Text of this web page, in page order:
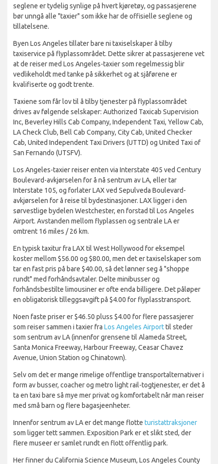
seglene er tydelig synlige på hvert kjøretøy, og passasjerene
bør unngå alle "taxier" som ikke har de offisielle seglene og
tillatelsene.
Byen Los Angeles tillater bare ni taxiselskaper å tilby
taxiservice på flyplassområdet. Dette sikrer at passasjerene vet
at de reiser med Los Angeles-taxier som regelmessig blir
vedlikeholdt med tanke på sikkerhet og at sjåførene er
kvalifiserte og godt trente.
Taxiene som får lov til å tilby tjenester på flyplassområdet
drives av følgende selskaper: Authorized Taxicab Supervision
Inc, Beverley Hills Cab Company, Independent Taxi, Yellow Cab,
LA Check Club, Bell Cab Company, City Cab, United Checker
Cab, United Independent Taxi Drivers (UTTD) og United Taxi of
San Fernando (UTSFV).
Los Angeles-taxier reiser enten via Interstate 405 ved Century
Boulevard-avkjørselen for å nå sentrum av LA, eller tar
Interstate 105, og forlater LAX ved Sepulveda Boulevard-
avkjørselen for å reise til bydestinasjoner. LAX ligger i den
sørvestlige bydelen Westchester, en forstad til Los Angeles
Airport. Avstanden mellom flyplassen og sentrale LA er
omtrent 16 miles / 26 km.
En typisk taxitur fra LAX til West Hollywood for eksempel
koster mellom $56.00 og $80.00, men det er taxiselskaper som
tar en fast pris på bare $40.00, så det lønner seg å "shoppe
rundt" med forhåndsavtaler. Delte minibusser og
forhåndsbestilte limousiner er ofte enda billigere. Det påløper
en obligatorisk tilleggsavgift på $4.00 for flyplasstransport.
Noen faste priser er $46.50 pluss $4.00 for flere passasjerer
som reiser sammen i taxier fra Los Angeles Airporttil steder
som sentrum av LA (innenfor grensene til Alameda Street,
Santa Monica Freeway, Harbour Freeway, Ceasar Chavez
Avenue, Union Station og Chinatown).
Selv om det er mange rimelige offentlige transportalternativer i
form av busser, coacher og metro light rail-togtjenester, er det å
ta en taxi bare så mye mer privat og komfortabelt når man reiser
med små barn og flere bagasjeenheter.
Innenfor sentrum av LA er det mange flotte turistattraksjoner
som ligger tett sammen. Exposition Park er et slikt sted, der
flere museer er samlet rundt en flott offentlig park.
Her finner du California Science Museum, Los Angeles County